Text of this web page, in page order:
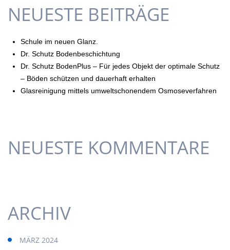
NEUESTE BEITRÄGE
Schule im neuen Glanz.
Dr. Schutz Bodenbeschichtung
Dr. Schutz BodenPlus – Für jedes Objekt der optimale Schutz
– Böden schützen und dauerhaft erhalten
Glasreinigung mittels umweltschonendem Osmoseverfahren
NEUESTE KOMMENTARE
ARCHIV
MÄRZ 2024